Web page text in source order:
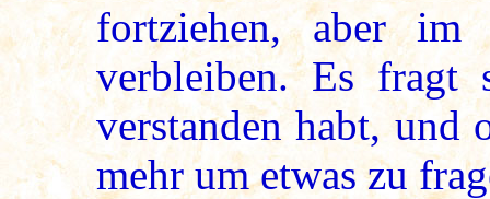
fortziehen, aber im
verbleiben. Es
verstanden habt, und
mehr um etwas zu